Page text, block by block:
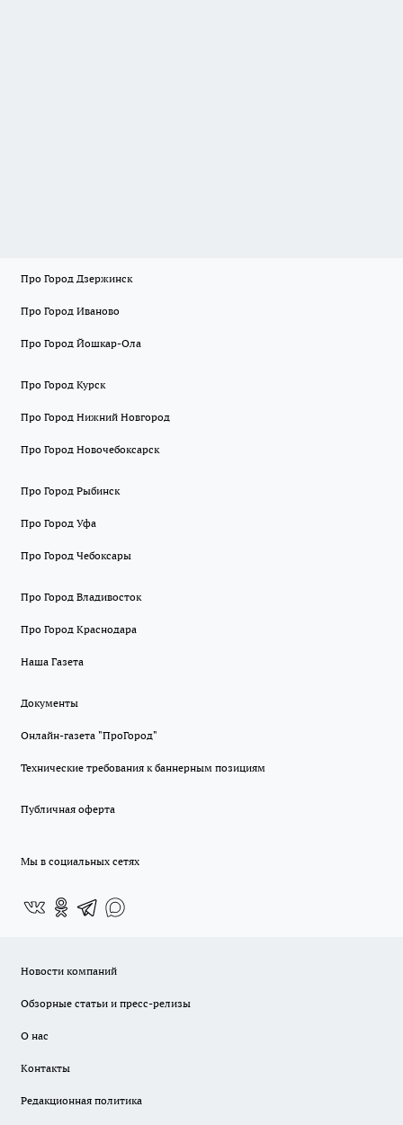
Про Город Дзержинск
Про Город Иваново
Про Город Йошкар-Ола
Про Город Курск
Про Город Нижний Новгород
Про Город Новочебоксарск
Про Город Рыбинск
Про Город Уфа
Про Город Чебоксары
Про Город Владивосток
Про Город Краснодара
Наша Газета
Документы
Онлайн-газета "ПроГород"
Технические требования к баннерным позициям
Публичная оферта
Мы в социальных сетях
Новости компаний
Обзорные статьи и пресс-релизы
О нас
Контакты
Редакционная политика